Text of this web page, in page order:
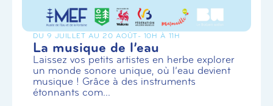
DU 9 JUILLET AU 20 AOÛT- 10H À 11H
La musique de l’eau
Laissez vos petits artistes en herbe explorer
un monde sonore unique, où l’eau devient
musique ! Grâce à des instruments
étonnants com...